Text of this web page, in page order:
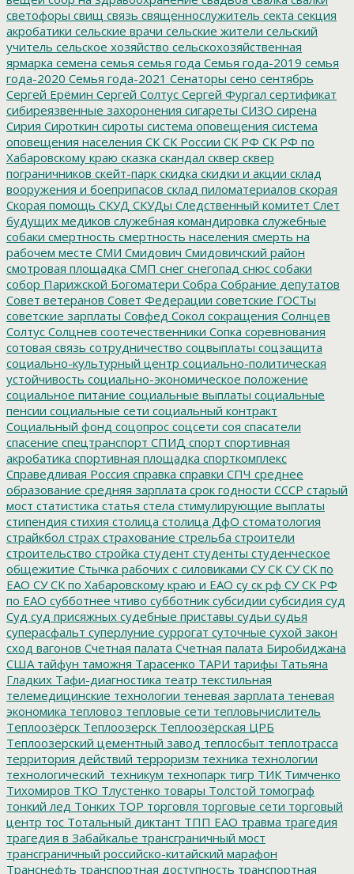
светофоры свищ связь священнослужитель секта секция
акробатики сельские врачи сельские жители сельский
учитель сельское хозяйство сельскохозяйственная
ярмарка семена семья семья года Семья года-2019 семья
года-2020 Семья года-2021 Сенаторы сено сентябрь
Сергей Ерёмин Сергей Солтус Сергей Фургал сертификат
сибиреязвенные захоронения сигареты СИЗО сирена
Сирия Сироткин сироты система оповещения система
оповещения населения СК СК России СК РФ СК РФ по
Хабаровскому краю сказка скандал сквер сквер
пограничников скейт-парк скидка скидки и акции склад
вооружения и боеприпасов склад пиломатериалов скорая
Скорая помощь СКУД СКУДы Следственный комитет Слет
будущих медиков служебная командировка служебные
собаки смертность смертность населения смерть на
рабочем месте СМИ Смидович Смидовичский район
смотровая площадка СМП снег снегопад снюс собаки
собор Парижской Богоматери Собра Собрание депутатов
Совет ветеранов Совет Федерации советские ГОСТы
советские зарплаты Совфед Сокол сокращения Солнцев
Солтус Солцнев соотечественники Сопка соревнования
сотовая связь сотрудничество соцвыплаты соцзащита
социально-культурный центр социально-политическая
устойчивость социально-экономическое положение
социальное питание социальные выплаты социальные
пенсии социальные сети социальный контракт
Социальный фонд соцопрос соцсети соя спасатели
спасение спецтранспорт СПИД спорт спортивная
акробатика спортивная площадка спорткомплекс
Справедливая Россия справка справки СПЧ среднее
образование средняя зарплата срок годности СССР старый
мост статистика статья стела стимулирующие выплаты
стипендия стихия столица столица ДфО стоматология
страйкбол страх страхование стрельба строители
строительство стройка студент студенты студенческое
общежитие Стычка рабочих с силовиками СУ СК СУ СК по
ЕАО СУ СК по Хабаровскому краю и ЕАО су ск рф СУ СК РФ
по ЕАО субботнее чтиво субботник субсидии субсидия суд
Суд суд присяжных судебные приставы судьи судья
суперасфальт суперлуние суррогат суточные сухой закон
сход вагонов Счетная палата Счетная палата Биробиджана
США тайфун таможня Тарасенко ТАРИ тарифы Татьяна
Гладких Тафи-диагностика театр текстильная
телемедицинские технологии теневая зарплата теневая
экономика тепловоз тепловые сети тепловычислитель
Теплоозёрск Теплоозерск Теплоозёрская ЦРБ
Теплоозерский цементный завод теплосбыт теплотрасса
территория действий терроризм техника технологии
технологический_техникум технопарк тигр ТИК Тимченко
Тихомиров ТКО Тлустенко товары Толстой томограф
тонкий лед Тонких ТОР торговля торговые сети торговый
центр тос Тотальный диктант ТПП ЕАО травма трагедия
трагедия в Забайкалье трансграничный мост
трансграничный российско-китайский марафон
Транснефть транспортная доступность транспортная